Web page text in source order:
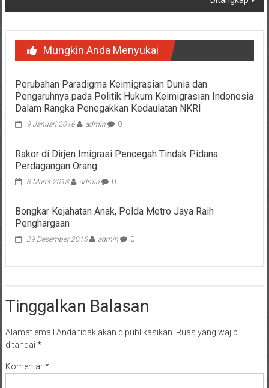
Mungkin Anda Menyukai
Perubahan Paradigma Keimigrasian Dunia dan
Pengaruhnya pada Politik Hukum Keimigrasian Indonesia
Dalam Rangka Penegakkan Kedaulatan NKRI
9 Januari 2016 admin 0
Rakor di Dirjen Imigrasi Pencegah Tindak Pidana
Perdagangan Orang
3 Maret 2018 admin 0
Bongkar Kejahatan Anak, Polda Metro Jaya Raih
Penghargaan
29 Desember 2015 admin 0
Tinggalkan Balasan
Alamat email Anda tidak akan dipublikasikan. Ruas yang wajib
ditandai *
Komentar*